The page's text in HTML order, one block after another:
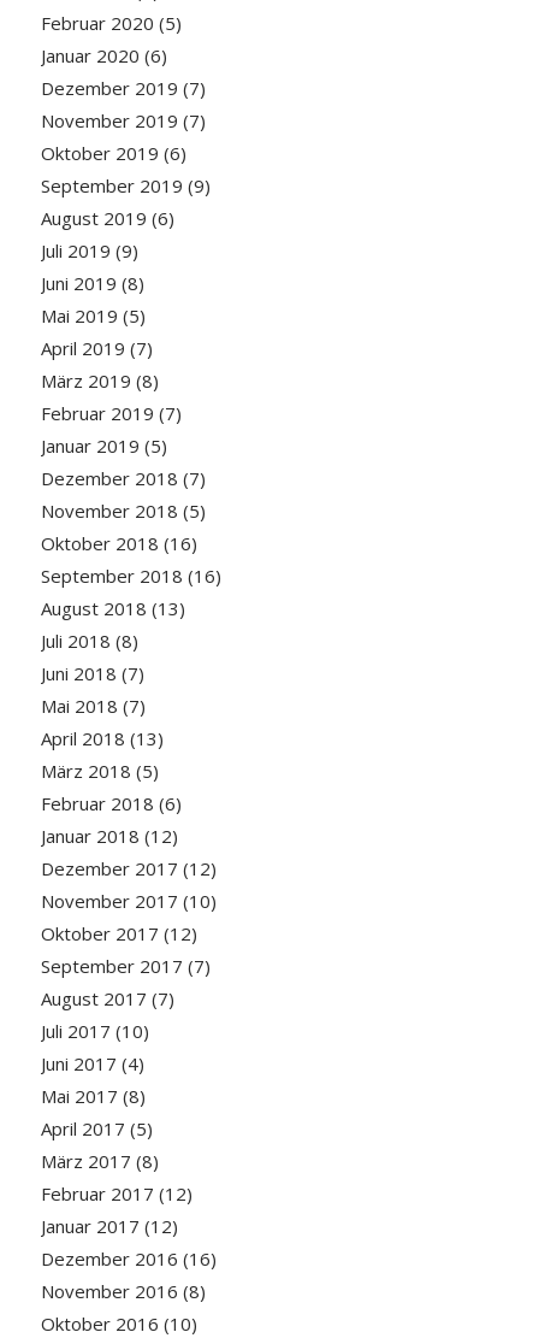
Februar 2020 (5)
Januar 2020 (6)
Dezember 2019 (7)
November 2019 (7)
Oktober 2019 (6)
September 2019 (9)
August 2019 (6)
Juli 2019 (9)
Juni 2019 (8)
Mai 2019 (5)
April 2019 (7)
März 2019 (8)
Februar 2019 (7)
Januar 2019 (5)
Dezember 2018 (7)
November 2018 (5)
Oktober 2018 (16)
September 2018 (16)
August 2018 (13)
Juli 2018 (8)
Juni 2018 (7)
Mai 2018 (7)
April 2018 (13)
März 2018 (5)
Februar 2018 (6)
Januar 2018 (12)
Dezember 2017 (12)
November 2017 (10)
Oktober 2017 (12)
September 2017 (7)
August 2017 (7)
Juli 2017 (10)
Juni 2017 (4)
Mai 2017 (8)
April 2017 (5)
März 2017 (8)
Februar 2017 (12)
Januar 2017 (12)
Dezember 2016 (16)
November 2016 (8)
Oktober 2016 (10)